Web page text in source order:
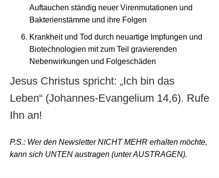
Auftauchen ständig neuer Virenmutationen und
Bakterienstämme und ihre Folgen
Krankheit und Tod durch neuartige Impfungen und
Biotechnologien mit zum Teil gravierenden
Nebenwirkungen und Folgeschäden
Jesus Christus spricht: „Ich bin das
Leben“ (Johannes-Evangelium 14,6). Rufe
Ihn an!
P.S.: Wer den Newsletter NICHT MEHR erhalten möchte,
kann sich UNTEN austragen (unter AUSTRAGEN).